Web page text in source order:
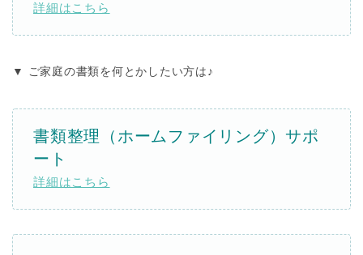
詳細はこちら
▼ ご家庭の書類を何とかしたい方は♪
書類整理（ホームファイリング）サポ
ート
詳細はこちら